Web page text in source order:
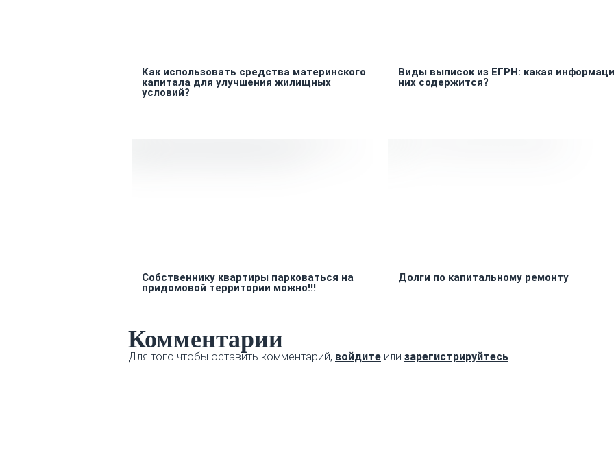
Как использовать средства материнского
капитала для улучшения жилищных
условий?
Виды выписок из ЕГРН: какая
них содержится?
Собственнику квартиры парковаться на
придомовой территории можно!!!
Долги по капитальному ремонту
Комментарии
Для того чтобы оставить комментарий, войдите или зарегистрируйтесь